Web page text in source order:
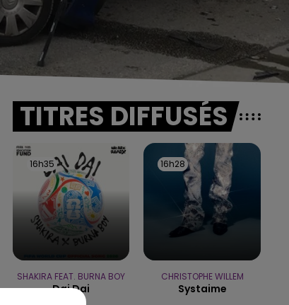
TITRES DIFFUSÉS
16h35
16h35
SHAKIRA FEAT. BURNA BOY
Dai Dai
16h28
16h28
CHRISTOPHE WILLEM
Systaime